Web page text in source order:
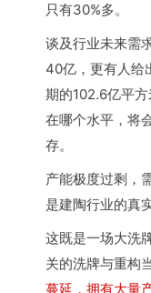
只有30%多。
谈及行业未来需
40亿，更有人给
期的102.6亿平
在哪个水平，将
存。
产能极度过剩，
是建陶行业的真
这既是一场大洗
关的洗牌与重构
蔓延，拥有大量